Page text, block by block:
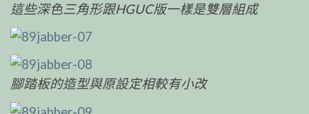
這些深色三角形跟HGUC版一樣是雙層組成
腳踏板的造型與原設定相較有小改